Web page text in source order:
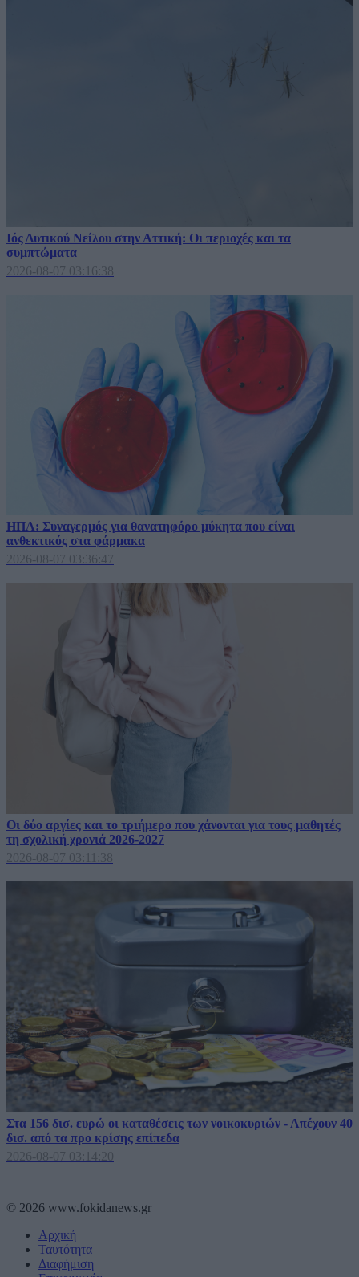
Ιός Δυτικού Νείλου στην Αττική: Οι περιοχές και τα
συμπτώματα
2026-08-07 03:16:38
ΗΠΑ: Συναγερμός για θανατηφόρο μύκητα που είναι
ανθεκτικός στα φάρμακα
2026-08-07 03:36:47
Οι δύο αργίες και το τριήμερο που χάνονται για τους μαθητές
τη σχολική χρονιά 2026-2027
2026-08-07 03:11:38
Στα 156 δισ. ευρώ οι καταθέσεις των νοικοκυριών - Απέχουν 40
δισ. από τα προ κρίσης επίπεδα
2026-08-07 03:14:20
© 2026 www.fokidanews.gr
Αρχική
Ταυτότητα
Διαφήμιση